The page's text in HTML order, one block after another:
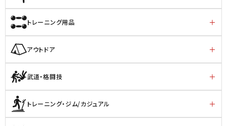
トレーニング用品
アウトドア
武道・格闘技
トレーニング・ジム/カジュアル